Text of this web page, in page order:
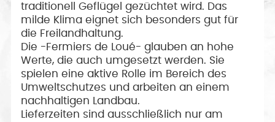
traditionell Geflügel gezüchtet wird. Das
milde Klima eignet sich besonders gut für
die Freilandhaltung.
Die -Fermiers de Loué- glauben an hohe
Werte, die auch umgesetzt werden. Sie
spielen eine aktive Rolle im Bereich des
Umweltschutzes und arbeiten an einem
nachhaltigen Landbau.
Lieferzeiten sind ausschließlich nur am